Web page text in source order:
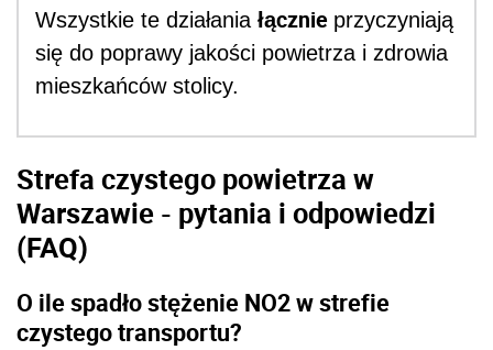
Wszystkie te działania łącznie przyczyniają
się do poprawy jakości powietrza i zdrowia
mieszkańców stolicy.
Strefa czystego powietrza w
Warszawie - pytania i odpowiedzi
(FAQ)
O ile spadło stężenie NO2w strefie
czystego transportu?